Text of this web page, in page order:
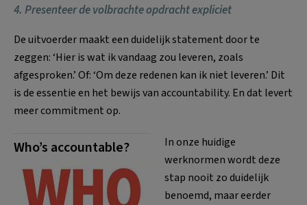
4. Presenteer de volbrachte opdracht expliciet
De uitvoerder maakt een duidelijk statement door te
zeggen: ‘Hier is wat ik vandaag zou leveren, zoals
afgesproken.’ Of: ‘Om deze redenen kan ik niet leveren.’ Dit
is de essentie en het bewijs van accountability. En dat levert
meer commitment op.
Who’s accountable?
In onze huidige
werknormen wordt deze
stap nooit zo duidelijk
benoemd, maar eerder